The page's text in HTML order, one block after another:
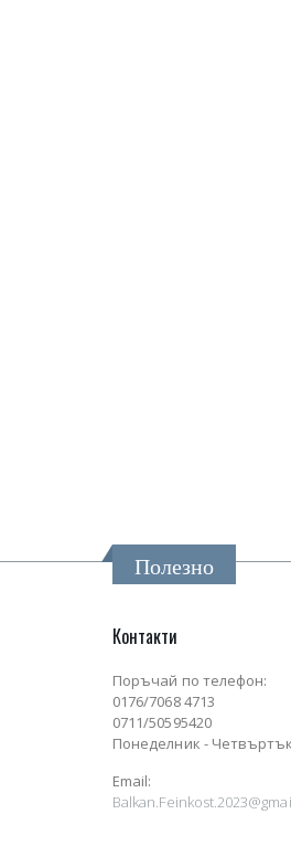
Полезно
Контакти
Поръчай по телефон:
0176/7068 4713
0711/50595420
Понеделник -
Email: